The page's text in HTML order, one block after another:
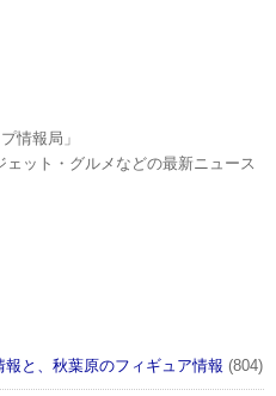
情報局」
ット・グルメなどの最新ニュース
報と、秋葉原のフィギュア情報 (804)